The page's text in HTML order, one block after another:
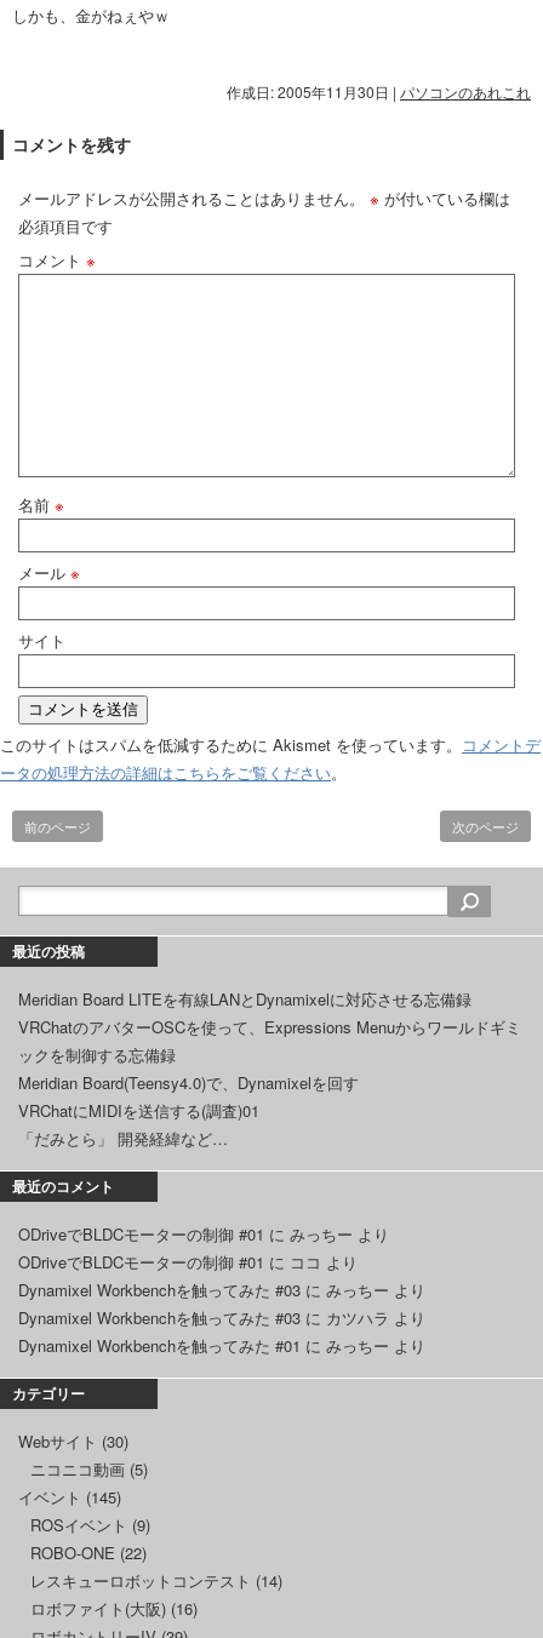
しかも、金がねぇやｗ
作成日: 2005年11月30日 | パソコンのあれこれ
コメントを残す
メールアドレスが公開されることはありません。 ※ が付いている欄は
必須項目です
コメント ※
名前 ※
メール ※
サイト
このサイトはスパムを低減するために Akismet を使っています。 コメントデ
ータの処理方法の詳細はこちらをご覧ください。
前のページ 次のページ
最近の投稿
Meridian Board LITEを有線LANとDynamixelに対応させる忘備録
VRChatのアバターOSCを使って、Expressions Menuからワールドギミ
ックを制御する忘備録
Meridian Board(Teensy4.0)で、Dynamixelを回す
VRChatにMIDIを送信する(調査)01
「だみとら」 開発経緯など…
最近のコメント
ODriveでBLDCモーターの制御 #01 に みっちー より
ODriveでBLDCモーターの制御 #01 に ココ より
Dynamixel Workbenchを触ってみた #03 に みっちー より
Dynamixel Workbenchを触ってみた #03 に カツハラ より
Dynamixel Workbenchを触ってみた #01 に みっちー より
カテゴリー
Webサイト (30)
ニコニコ動画 (5)
イベント (145)
ROSイベント (9)
ROBO-ONE (22)
レスキューロボットコンテスト (14)
ロボファイト(大阪) (16)